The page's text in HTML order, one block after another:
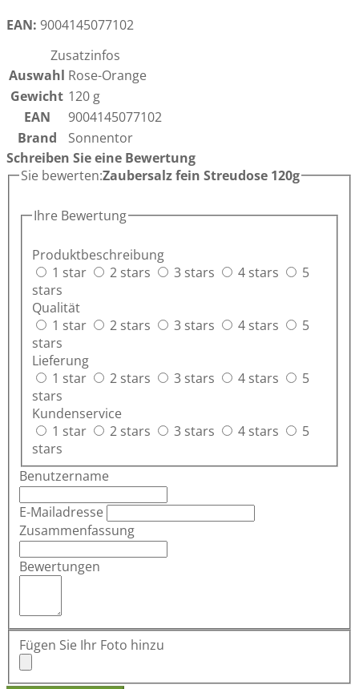
EAN: 9004145077102
Zusatzinfos
Auswahl Rose-Orange
Gewicht 120 g
EAN
9004145077102
Brand
Sonnentor
Schreiben Sie eine Bewertung
Sie bewerten:Zaubersalz fein Streudose 120g
Ihre Bewertung
Produktbeschreibung
1 star
2 stars 3 stars 4 stars
5
stars
Qualität
1 star
2 stars 3 stars 4 stars
5
stars
Lieferung
1 star
2 stars 3 stars 4 stars
5
stars
Kundenservice
1 star
2 stars 3 stars 4 stars
5
stars
Benutzername
E-Mailadresse
Zusammenfassung
Bewertungen
Fügen Sie Ihr Foto hinzu